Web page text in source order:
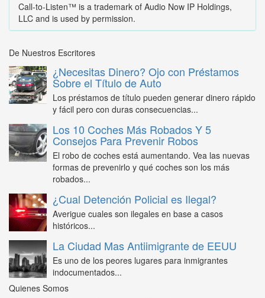
Call-to-Listen™ is a trademark of Audio Now IP Holdings,
LLC and is used by permission.
De Nuestros Escritores
¿Necesitas Dinero? Ojo con Préstamos
Sobre el Título de Auto
Los préstamos de título pueden generar dinero rápido
y fácil pero con duras consecuencias...
Los 10 Coches Más Robados Y 5
Consejos Para Prevenir Robos
El robo de coches está aumentando. Vea las nuevas
formas de prevenirlo y qué coches son los más
robados...
¿Cual Detención Policial es Ilegal?
Averigue cuales son ilegales en base a casos
históricos...
La Ciudad Mas Antiimigrante de EEUU
Es uno de los peores lugares para inmigrantes
indocumentados...
Quienes Somos